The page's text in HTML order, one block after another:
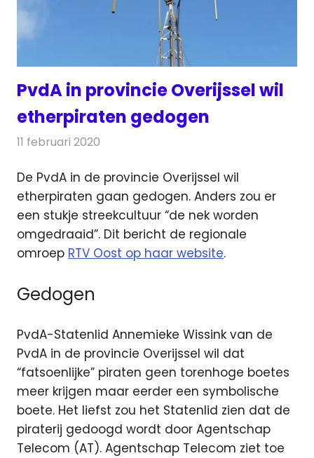
PvdA in provincie Overijssel wil
etherpiraten gedogen
11 februari 2020
De PvdA in de provincie Overijssel wil
etherpiraten gaan gedogen. Anders zou er
een stukje streekcultuur “de nek worden
omgedraaid”. Dit bericht de regionale
omroep RTV Oost op haar website.
Gedogen
PvdA-Statenlid Annemieke Wissink van de
PvdA in de provincie Overijssel wil dat
“fatsoenlijke” piraten geen torenhoge boetes
meer krijgen maar eerder een symbolische
boete. Het liefst zou het Statenlid zien dat de
piraterij gedoogd wordt door Agentschap
Telecom (AT). Agentschap Telecom ziet toe